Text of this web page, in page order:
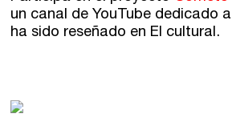
un canal de YouTube dedicado
ha sido reseñado en El cultural.